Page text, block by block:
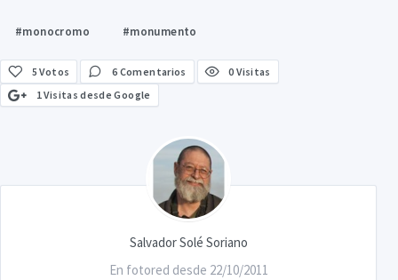
#monocromo #monumento
5 Votos 6 Comentarios
0 Visitas
1 Visitas desde Google
Salvador Solé Soriano
En fotored desde 22/10/2011